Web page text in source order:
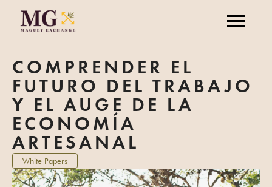
COMPRENDER EL
FUTURO DEL TRABAJO
Y EL AUGE DE LA
ECONOMÍA
ARTESANAL
White Papers